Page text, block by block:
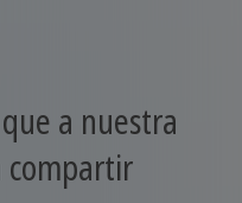
a nuestra
compartir